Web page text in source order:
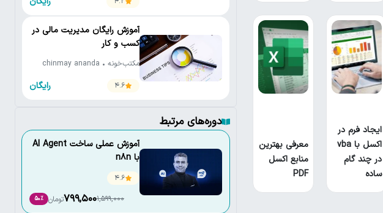
ایجاد فرم در
اکسل با vba
در چند گام
ساده
معرفی بهترین
منابع اکسل
PDF
آموزش رایگان مدیریت مالی در
کسب و کار
مکتب‌خونه • chinmay ananda
4.6
رایگان
دوره‌های مرتبط
آموزش عملی ساخت AI Agent
با n8n
4.6
1,599,000
799,500تومان 50٪